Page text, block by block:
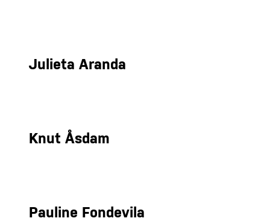
Julieta Aranda
Knut Åsdam
Pauline Fondevila